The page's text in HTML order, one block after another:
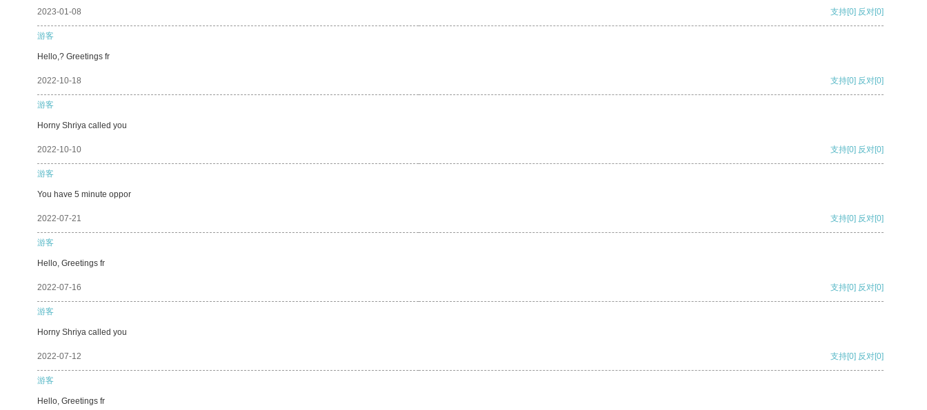
2023-01-08 支持[0] 反对[0]
游客
Hello,? Greetings fr
2022-10-18 支持[0] 反对[0]
游客
Horny Shriya called you
2022-10-10 支持[0] 反对[0]
游客
You have 5 minute oppor
2022-07-21 支持[0] 反对[0]
游客
Hello, Greetings fr
2022-07-16 支持[0] 反对[0]
游客
Horny Shriya called you
2022-07-12 支持[0] 反对[0]
游客
Hello, Greetings fr